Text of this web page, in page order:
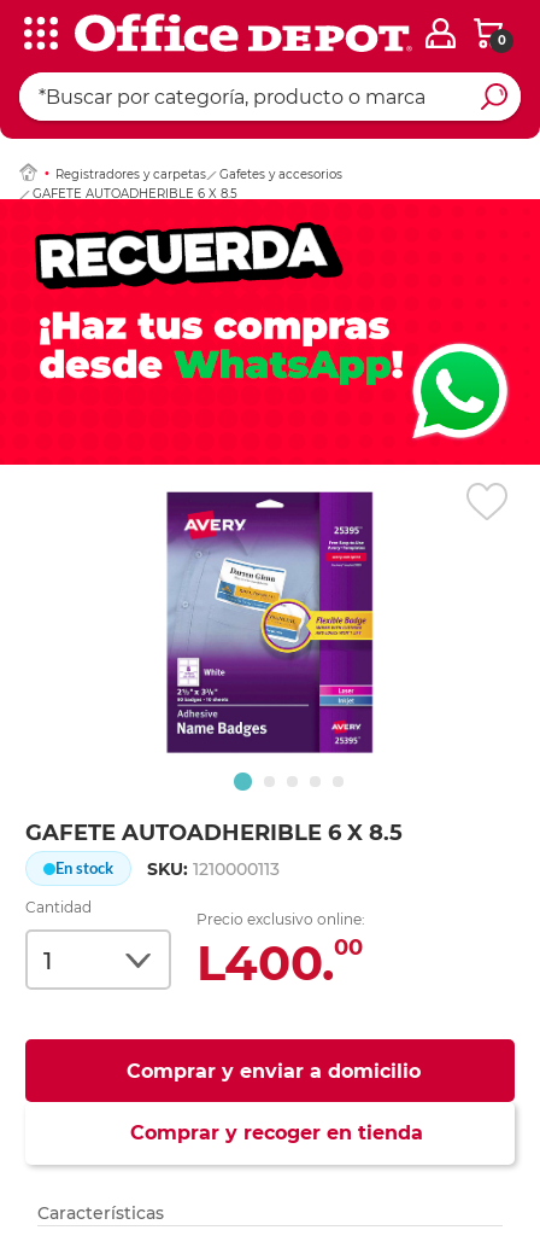
0
Registradores y carpetas
Gafetes y accesorios
GAFETE AUTOADHERIBLE 6 X 8.5
GAFETE AUTOADHERIBLE 6 X 8.5
En stock SKU:1210000113
Cantidad
Precio exclusivo online:
L400.00
Comprar y enviar a domicilio
Comprar y recoger en tienda
Ingresar Codigo
Características